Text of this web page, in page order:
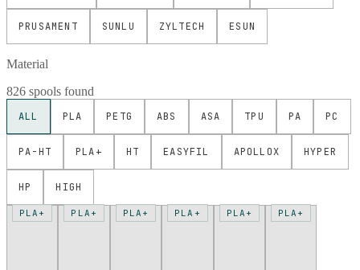
PRUSAMENT SUNLU ZYLTECH ESUN
Material
826 spools found
ALL PLA PETG ABS ASA TPU PA PC
PA-HT PLA+ HT EASYFIL APOLLOX HYPER
HP HIGH
PLA+ PLA+ PLA+ PLA+ PLA+ PLA+